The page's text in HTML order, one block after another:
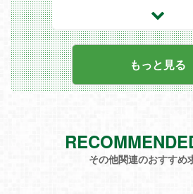
・バトルバランスの調整
もっと見る
その他関連のおすすめ